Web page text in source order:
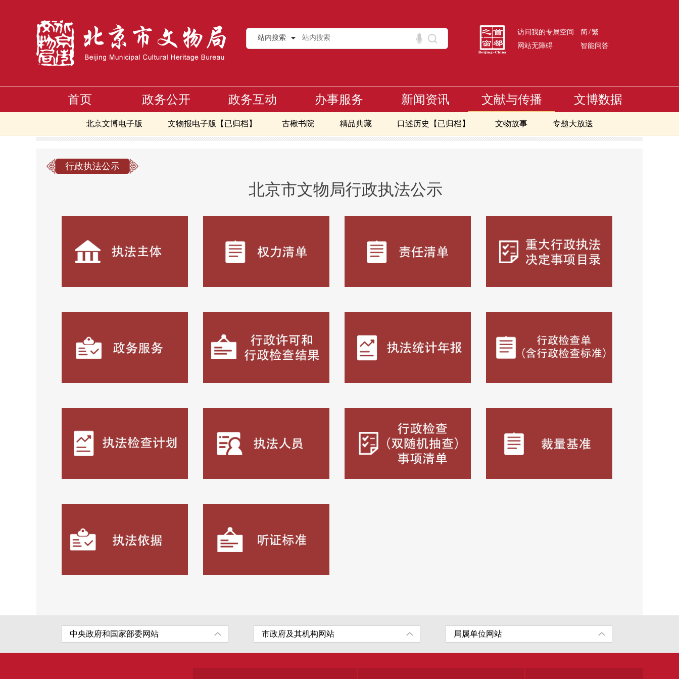
站内搜索
访问我的专属空间 简/繁
网站无障碍
智能问答
首页 政务公开 政务互动 办事服务 新闻资讯 文献与传播
北京文博电子版 文物报电子版【已归档】 古楸书院 精品典藏 口述历史【已归档】 文物故事 专题大放送
文博数据
文献与传播>专题大放送 行政执法公示
行政执法公示
北京市文物局行政执法公示